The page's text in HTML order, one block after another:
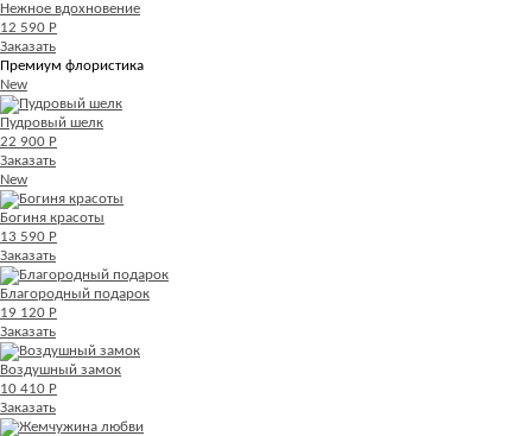
Нежное вдохновение
12 590 Р
Заказать
Премиум флористика
New
Пудровый шелк
22 900 Р
Заказать
New
Богиня красоты
13 590 Р
Заказать
Благородный подарок
19 120 Р
Заказать
Воздушный замок
10 410 Р
Заказать